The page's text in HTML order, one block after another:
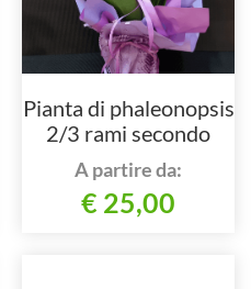
Pianta di phaleonopsis
2/3 rami secondo
disponibilità
A partire da:
€ 25,00